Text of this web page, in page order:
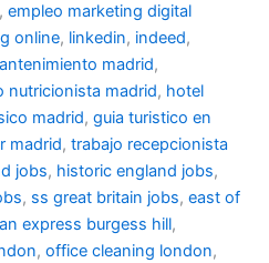
, empleo marketing digital
online, linkedin, indeed,
madrid,
nutricionista madrid, hotel
madrid, guia turistico en
madrid, trabajo recepcionista
jobs, historic england jobs,
, ss great britain jobs, east of
express burgess hill,
, office cleaning london,